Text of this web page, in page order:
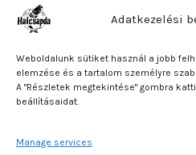
Adatkezelési
Weboldalunk sütiket használ a jobb
elemzése és a tartalom személyre
A "Részletek megtekintése" gombra
beállításaidat.
Manage services
Székhely és postacím:
Közösségi adószám:
Bankszámlaszám: OTP